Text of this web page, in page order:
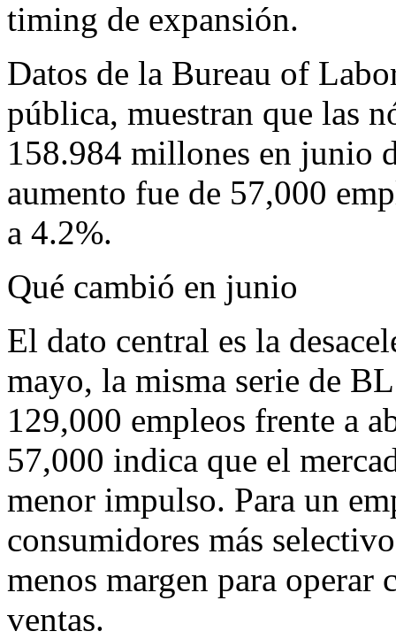
timing de expansión.
Datos de la Bureau of
pública, muestran que las
158.984 millones en junio
aumento fue de 57,000
a 4.2%.
Qué cambió en junio
El dato central es la
mayo, la misma serie de
129,000 empleos frente a
57,000 indica que el
menor impulso. Para un
consumidores más
menos margen para operar
ventas.